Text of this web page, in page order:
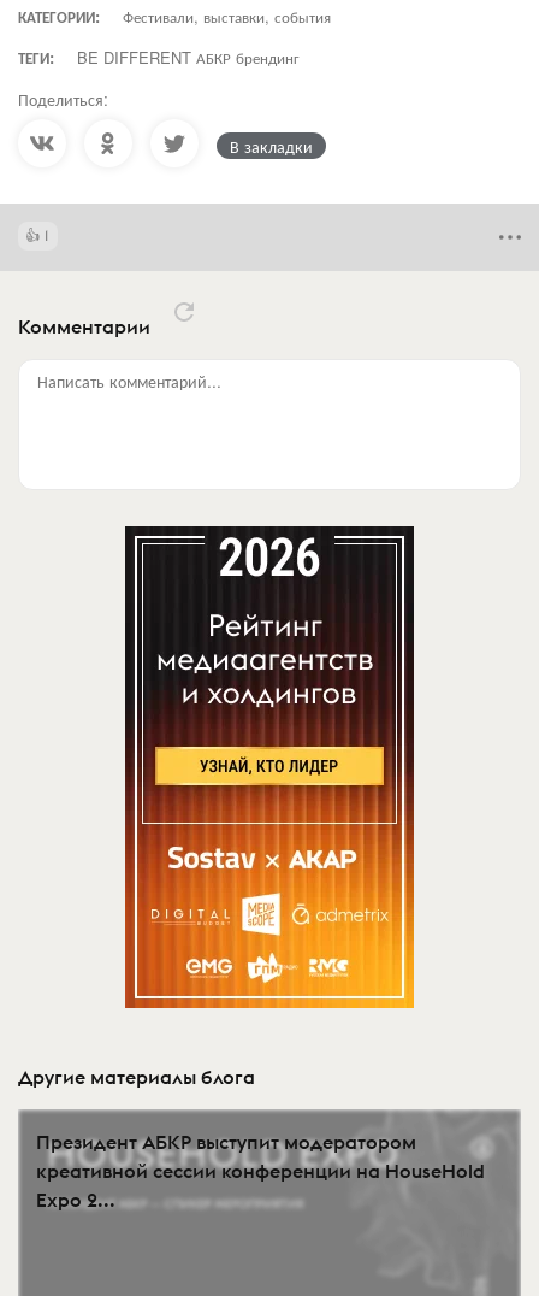
КАТЕГОРИИ:
Фестивали, выставки, события
ТЕГИ:
BE DIFFERENT АБКР брендинг
Поделиться:
В закладки
1
Комментарии
Написать комментарий...
Другие материалы блога
Президент АБКР выступит модератором
креативной сессии конференции на HouseHold
Expo 2...